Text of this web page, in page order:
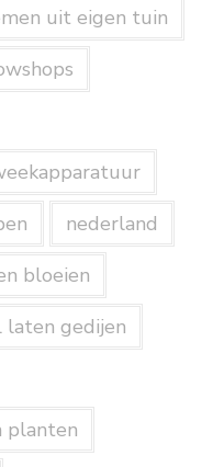
uit eigen tuin
nederland
bloeien
gedijen
planten